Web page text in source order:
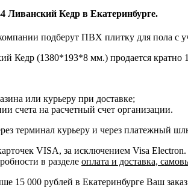
Ливанский Кедр в Екатеринбурге.
подберут ПВХ плитку для пола с
Кедр (1380*193*8 мм.) продается кратно
или курьеру при доставке;
счета на расчетный счет организации.
терминал курьеру и через
VISA, за исключением Visa
в разделе оплата и доставка,
15 000 рублей в Екатеринбурге Ваш